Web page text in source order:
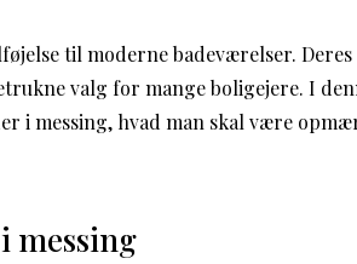
til moderne badeværelser. Deres
valg for mange boligejere. I
i messing, hvad man skal være
messing